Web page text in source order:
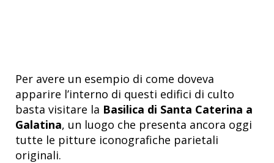
Per avere un esempio di come doveva
apparire l’interno di questi edifici di culto
basta visitare la Basilica di Santa Caterina a
Galatina, un luogo che presenta ancora oggi
tutte le pitture iconografiche parietali
originali.